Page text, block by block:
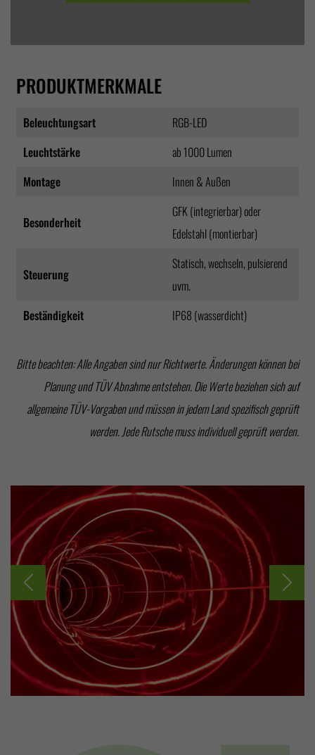
PRODUKTMERKMALE
Beleuchtungsart
RGB-LED
Leuchtstärke
ab 1000 Lumen
Montage
Innen & Außen
Besonderheit
GFK (integrierbar) oder
Edelstahl (montierbar)
Steuerung
Statisch, wechseln, pulsierend
uvm.
Beständigkeit
IP68 (wasserdicht)
Bitte beachten: Alle Angaben sind nur Richtwerte. Änderungen können bei
Planung und TÜV Abnahme entstehen. Die Werte beziehen sich auf
allgemeine TÜV-Vorgaben und müssen in jedem Land spezifisch geprüft
werden. Jede Rutsche muss individuell geprüft werden.